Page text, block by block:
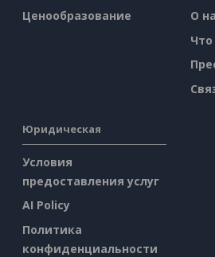
Ценообразование
О
Что
Юридическая
Условия
предоставления услуг
AI Policy
Политика
конфиденциальности